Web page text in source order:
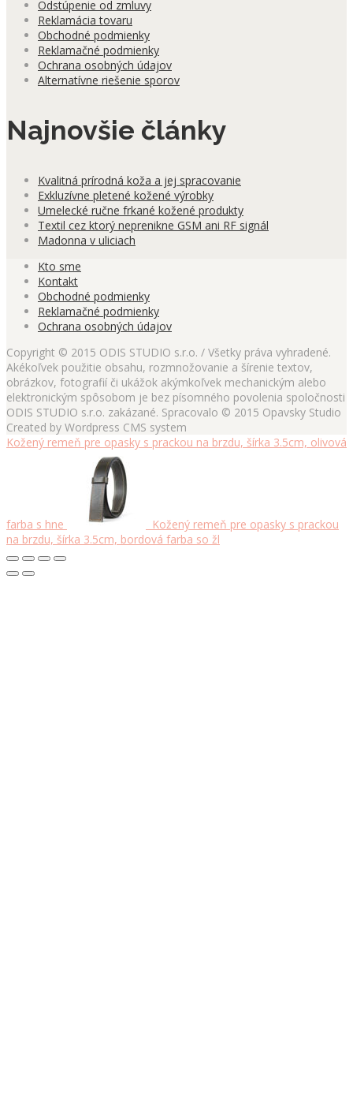
Odstúpenie od zmluvy
Reklamácia tovaru
Obchodné podmienky
Reklamačné podmienky
Ochrana osobných údajov
Alternatívne riešenie sporov
Najnovšie články
Kvalitná prírodná koža a jej spracovanie
Exkluzívne pletené kožené výrobky
Umelecké ručne frkané kožené produkty
Textil cez ktorý neprenikne GSM ani RF signál
Madonna v uliciach
Kto sme
Kontakt
Obchodné podmienky
Reklamačné podmienky
Ochrana osobných údajov
Copyright © 2015 ODIS STUDIO s.r.o. / Všetky práva vyhradené.
Akékoľvek použitie obsahu, rozmnožovanie a šírenie textov,
obrázkov, fotografií či ukážok akýmkoľvek mechanickým alebo
elektronickým spôsobom je bez písomného povolenia spoločnosti
ODIS STUDIO s.r.o. zakázané. Spracovalo © 2015 Opavsky Studio
Created by Wordpress CMS system
Kožený remeň pre opasky s prackou na brzdu, šírka 3.5cm, olivová
farba s hne
Kožený remeň pre opasky s prackou
na brzdu, šírka 3.5cm, bordová farba so žl